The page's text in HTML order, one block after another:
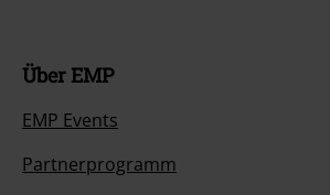
Über EMP
EMP Events
Partnerprogramm